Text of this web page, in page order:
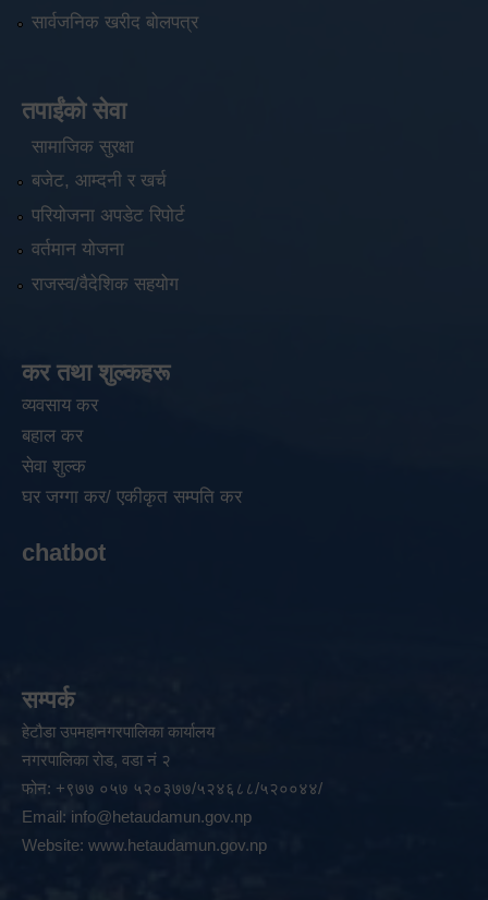
सार्वजनिक खरीद बोलपत्र
तपाईंको सेवा
सामाजिक सुरक्षा
बजेट, आम्दनी र खर्च
परियोजना अपडेट रिपोर्ट
वर्तमान योजना
राजस्व/वैदेशिक सहयोग
कर तथा शुल्कहरू
व्यवसाय कर
बहाल कर
सेवा शुल्क
घर जग्गा कर/ एकीकृत सम्पति कर
chatbot
सम्पर्क
हेटौडा उपमहानगरपालिका कार्यालय
नगरपालिका रोड, वडा नं २
फोन: +९७७ ०५७ ५२०३७७/५२४६८८/५२००४४/
Email: info@hetaudamun.gov.np
Website: www.hetaudamun.gov.np